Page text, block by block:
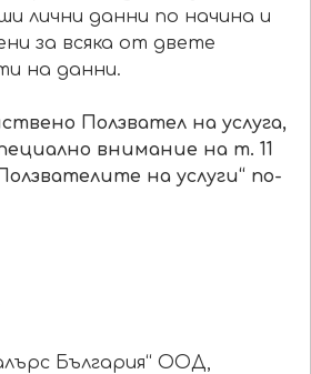
лични данни по начина и
за всяка от двете
на данни.
Ползвател на услуга,
внимание на т. 11
на услуги“ по-
България“ ООД,